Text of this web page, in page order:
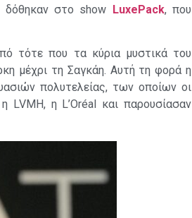
στο show LuxePack, που
τότε που τα κύρια μυστικά του
μέχρι τη Σαγκάη. Αυτή τη φορά η
πολυτελείας, των οποίων οι
LVMH, η L’Oréal και παρουσίασαν